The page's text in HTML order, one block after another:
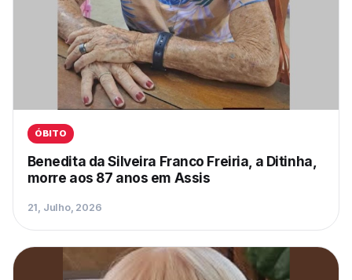
ÓBITO
Benedita da Silveira Franco Freiria, a Ditinha,
morre aos 87 anos em Assis
21, Julho, 2026